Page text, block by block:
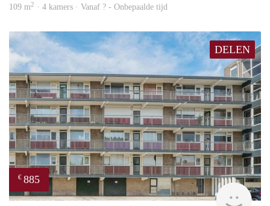
109 m2 · 4 kamers · Vanaf ? - Onbepaalde tijd
DELEN
€ 885
rent